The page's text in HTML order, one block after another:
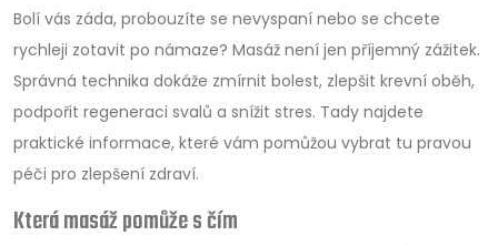
Bolí vás záda, probouzíte se nevyspaní nebo se chcete
rychleji zotavit po námaze? Masáž není jen příjemný zážitek.
Správná technika dokáže zmírnit bolest, zlepšit krevní oběh,
podpořit regeneraci svalů a snížit stres. Tady najdete
praktické informace, které vám pomůžou vybrat tu pravou
péči pro zlepšení zdraví.
Která masáž pomůže s čím